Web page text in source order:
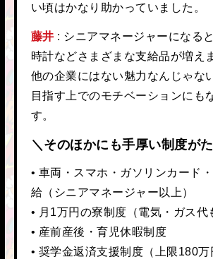
い頃はかなり助かっていました。
藤井
シニアマネージャーになる
時計などさまざまな支給品が増え
他の企業にはない魅力なんじゃな
目指す上でのモチベーションにも
す。
＼そのほかにも手厚い制度が
• 車両・スマホ・ガソリンカード
給（シニアマネージャー以上）
• 月1万円の寮制度（電気・ガス代
• 産前産後・育児休暇制度
• 奨学金返済支援制度（上限180万